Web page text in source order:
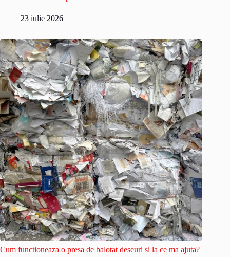
23 iulie 2026
Cum functioneaza o presa de balotat deseuri si la ce ma ajuta?